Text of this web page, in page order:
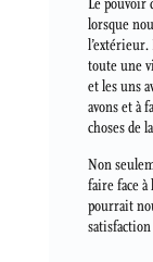
Le pouvoir
lorsque
toute une
et les uns
avons et à
choses de
Non
faire face à
pourrait